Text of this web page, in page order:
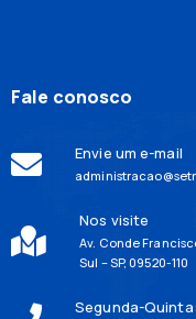
Fale conosco
Envie um e-mail
Nos visite
Av. Conde
Sul – SP, 09520-110
Segunda-